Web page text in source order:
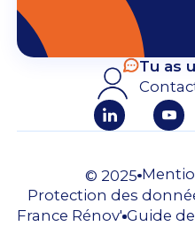
Tu as
© 2025
Protection des
France Rénov' Guide